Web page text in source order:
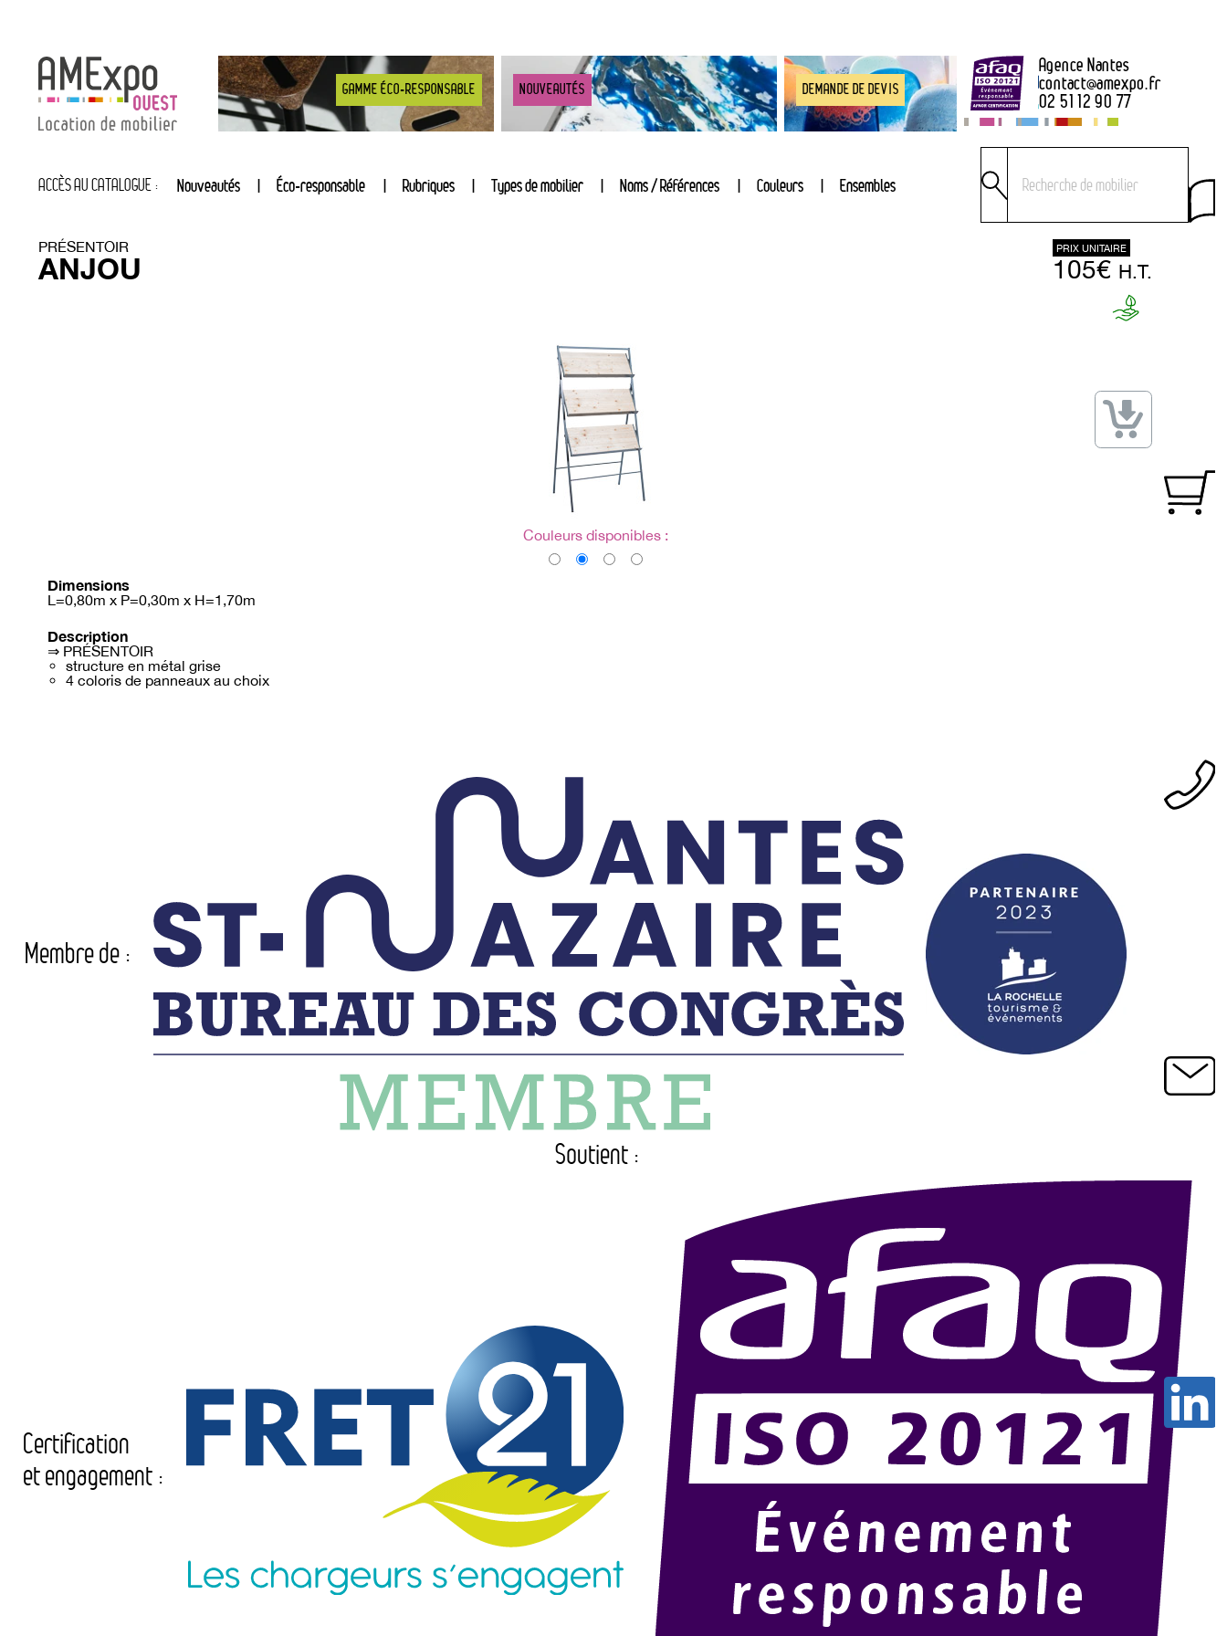
GAMME ÉCO-RESPONSABLE NOUVEAUTÉS DEMANDE DE DEVIS
Agence Nantes
contact@amexpo.fr
02 51 12 90 77
ACCÈS AU CATALOGUE : Nouveautés Éco-responsable Rubriques Types de mobilier Noms / Références Couleurs Ensembles
PRÉSENTOIR
ANJOU
PRIX UNITAIRE
105€ H.T.
Couleurs disponibles :
Dimensions
L=0,80m x P=0,30m x H=1,70m
Description
⇒ PRÉSENTOIR
structure en métal grise
4 coloris de panneaux au choix
Membre de :
Soutient :
Certification
et engagement :